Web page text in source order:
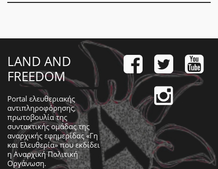
LAND AND
FREEDOM
Portal ελευθεριακής
αντιπληροφόρησης,
πρωτοβουλία της
συντακτικής ομάδας της
αναρχικής εφημερίδας «Γη
και Ελευθερία» που εκδίδει
ηΑναρχική Πολιτική
Οργάνωση.